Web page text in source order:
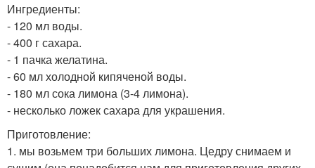
Ингредиенты:
- 120 мл воды.
- 400 г сахара.
- 1 пачка желатина.
- 60 мл холодной кипяченой воды.
- 180 мл сока лимона (3-4 лимона).
- несколько ложек сахара для украшения.
Приготовление:
1. мы возьмем три больших лимона. Цедру снимаем и